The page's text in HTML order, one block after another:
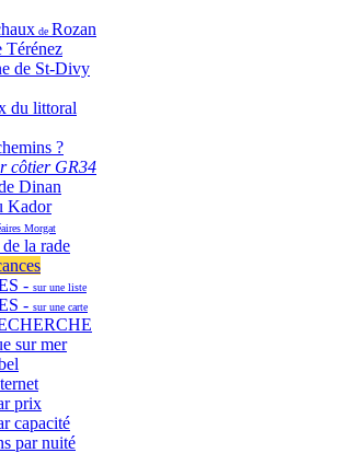
de Rozan
Térénez
de St-Divy
du littoral
?
côtier GR34
Dinan
Kador
Morgat
la rade
- sur une liste
- sur une carte
sur mer
prix
capacité
par nuité